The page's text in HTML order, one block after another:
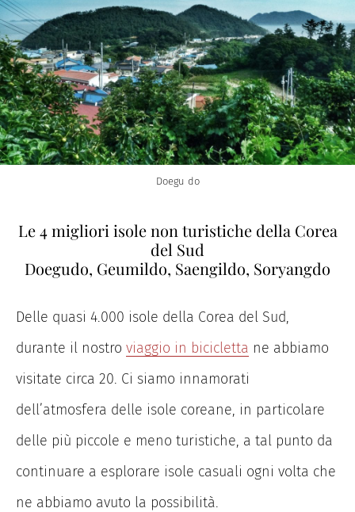
Doegu do
Le 4 migliori isole non turistiche della Corea
del Sud
Doegudo, Geumildo, Saengildo, Soryangdo
Delle quasi 4.000 isole della Corea del Sud,
durante il nostro viaggio in bicicletta ne abbiamo
visitate circa 20. Ci siamo innamorati
dell’atmosfera delle isole coreane, in particolare
delle più piccole e meno turistiche, a tal punto da
continuare a esplorare isole casuali ogni volta che
ne abbiamo avuto la possibilità.